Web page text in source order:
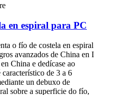
en espiral para PC
o fío de costela en espiral
avanzados de China en I
China e dedícase ao
de 3 a 6
un debuxo de
sobre a superficie do fío,